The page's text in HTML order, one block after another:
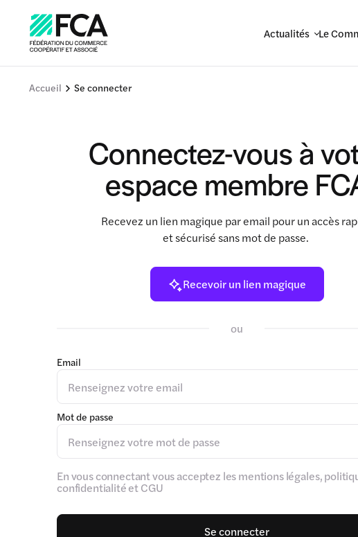
Actualités Le
Accueil Se connecter
Connectez-vous à
espace membre
Recevez un lien magique par email pour un accès
et sécurisé sans mot de passe.
Recevoir un lien magique
ou
Email
Mot de passe
En vous connectant vous acceptez les mentions légales,
confidentialité et CGU
Se connecter